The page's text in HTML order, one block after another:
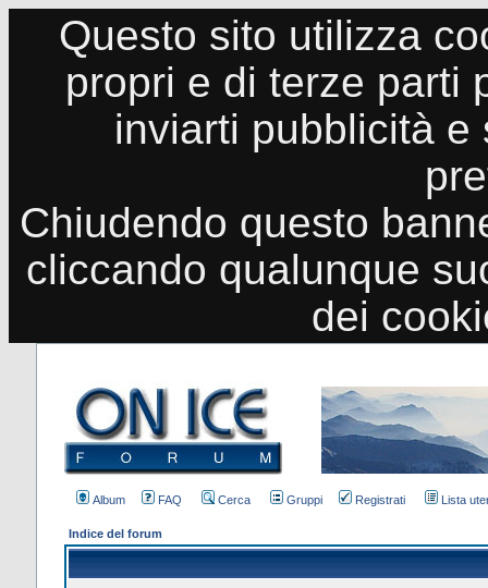
Questo sito utilizza
propri e di terze parti
inviarti pubblicità
Chiudendo questo
cliccando qualunque
dei
Album FAQ Cerca Gruppi Registrati Lista
Indice del forum